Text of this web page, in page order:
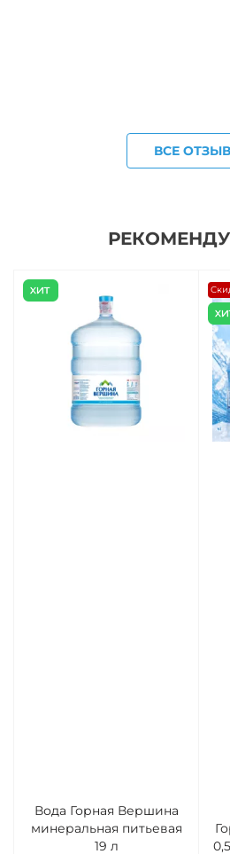
ВСЕ
Вода Горная Вершина
минеральная питьевая
19 л